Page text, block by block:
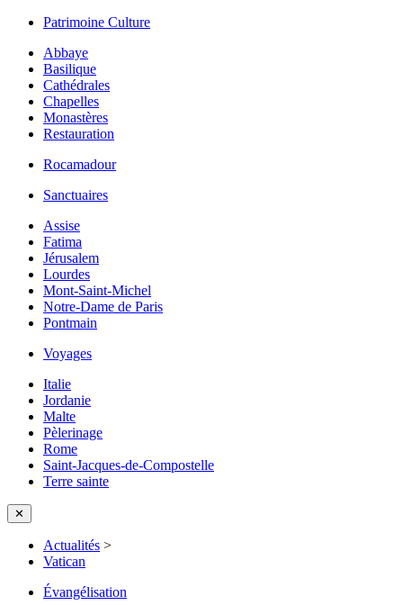
Patrimoine Culture
Abbaye
Basilique
Cathédrales
Chapelles
Monastères
Restauration
Rocamadour
Sanctuaires
Assise
Fatima
Jérusalem
Lourdes
Mont-Saint-Michel
Notre-Dame de Paris
Pontmain
Voyages
Italie
Jordanie
Malte
Pèlerinage
Rome
Saint-Jacques-de-Compostelle
Terre sainte
✕
Actualités >
Vatican
Évangélisation